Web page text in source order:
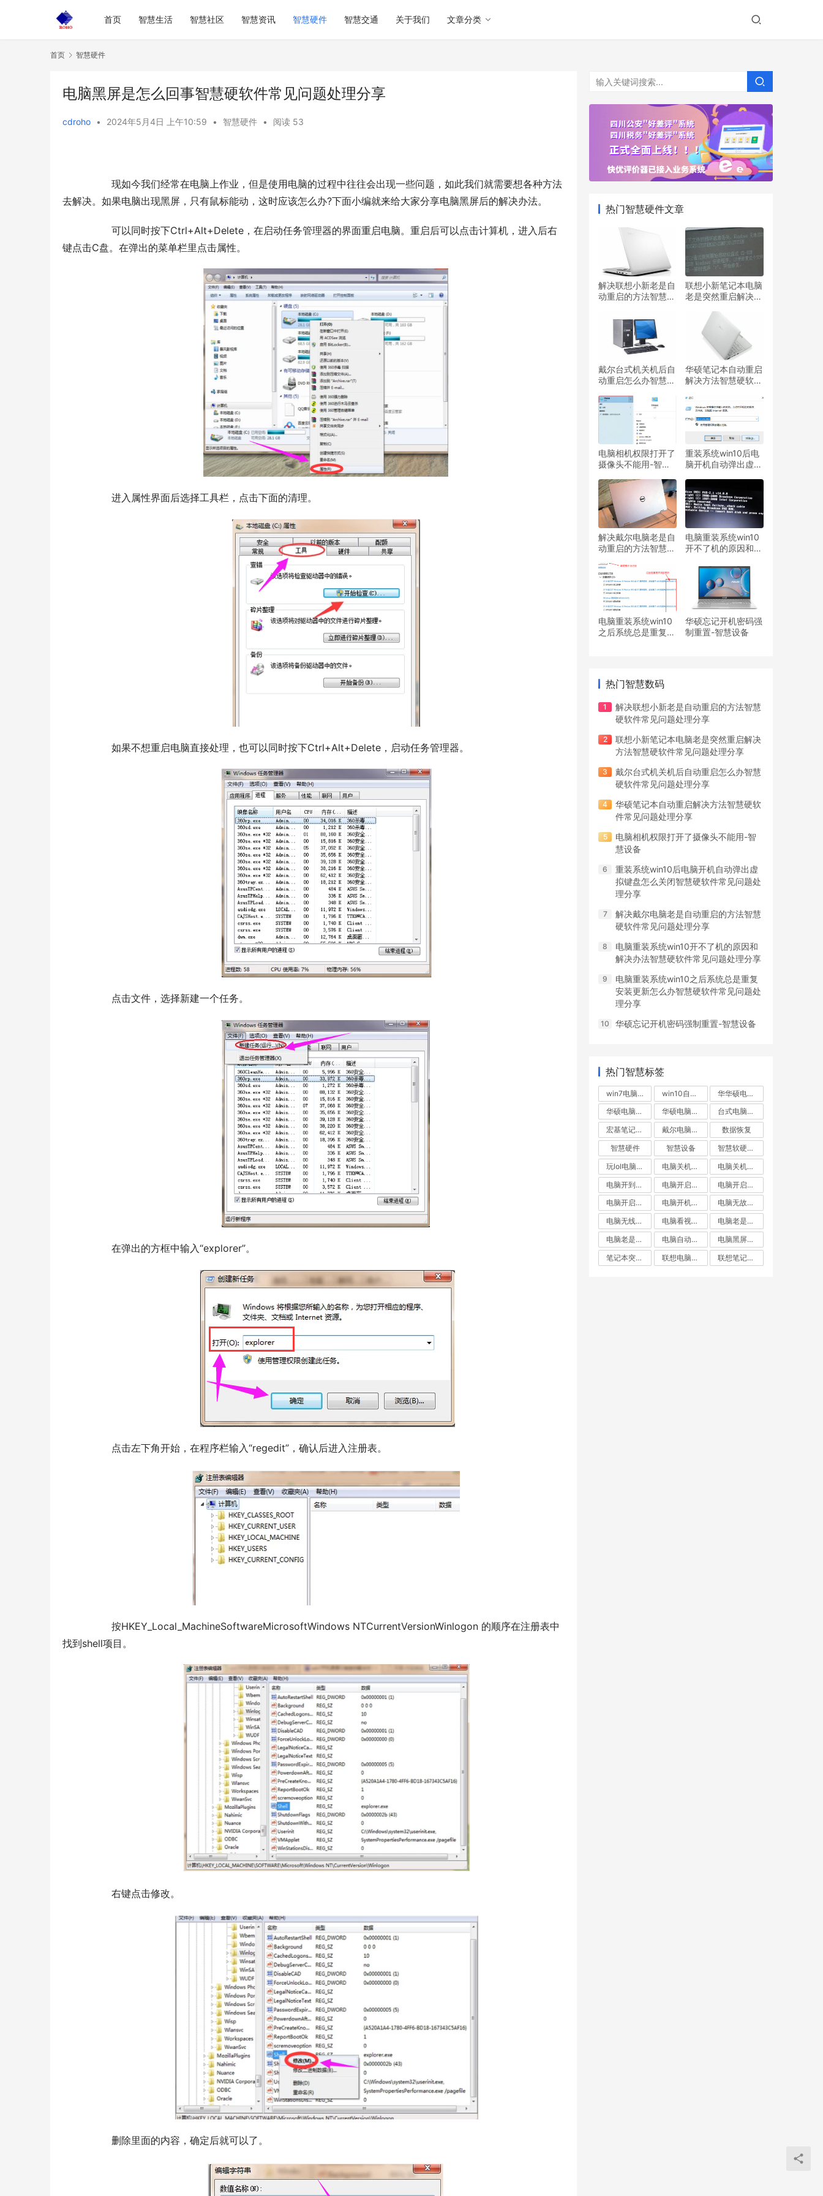
首页 智慧生活 智慧社区 智慧资讯 智慧硬件 智慧交通 关于我们 文章分类
首页 智慧硬件
电脑黑屏是怎么回事智慧硬软件常见问题处理分享
cdroho • 2024年5月4日 上午10:59 • 智慧硬件 • 阅读 53
去解决。如果电脑出现黑屏，只有鼠标能动，这时应该怎么办?下面小编就来给大家分享电脑黑屏后的解决办法。
键点击C盘。在弹出的菜单栏里点击属性。
  	进入属性界面后选择工具栏，点击下面的清理。
  	如果不想重启电脑直接处理，也可以同时按下Ctrl+Alt+Delete，启动任务管理器。
  	点击文件，选择新建一个任务。
  	在弹出的方框中输入“explorer”。
  	点击左下角开始，在程序栏输入“regedit”，确认后进入注册表。
找到shell项目。
  	右键点击修改。
  	删除里面的内容，确定后就可以了。
热门智慧硬件文章
解决联想小新老是自
动重启的方法智慧硬
联想小新笔记本电脑
老是突然重启解决方
题处理分享
戴尔台式机关机后自
动重启怎么办智慧硬
享
华硕笔记本自动重启
解决方法智慧硬软件
电脑相机权限打开了
摄像头不能用-智慧
重装系统win10后电
脑开机自动弹出虚拟
软件常见问题处理分
享
解决戴尔电脑老是自
动重启的方法智慧硬
享
电脑重装系统win10
开不了机的原因和解
见问题处理分享
电脑重装系统win10
之后系统总是重复安
华硕忘记开机密码强
制重置-智慧设备
热门智慧数码
解决联想小新老是自动重启的方法智慧
硬软件常见问题处理分享
联想小新笔记本电脑老是突然重启解决
方法智慧硬软件常见问题处理分享
戴尔台式机关机后自动重启怎么办智慧
硬软件常见问题处理分享
华硕笔记本自动重启解决方法智慧硬软
件常见问题处理分享
电脑相机权限打开了摄像头不能用-智
慧设备
重装系统win10后电脑开机自动弹出虚
拟键盘怎么关闭智慧硬软件常见问题处
理分享
解决戴尔电脑老是自动重启的方法智慧
硬软件常见问题处理分享
电脑重装系统win10开不了机的原因和
解决办法智慧硬软件常见问题处理分享
电脑重装系统win10之后系统总是重复
安装更新怎么办智慧硬软件常见问题处
理分享
华硕忘记开机密码强制重置-智慧设备
热门智慧标签
win7电脑无故重启 win10自动重启
华华硕电脑不断重启
华硕电脑自动重启
华硕电脑重启
台式电脑突然重启
宏基笔记本自动重启
戴尔电脑自动重启
数据恢复
智慧硬件
智慧设备
智慧软硬件常见问题出来
玩lol电脑重启
电脑关机却重启
电脑关机后自动重启
电脑开到一半就重启
电脑开启不断重启
电脑开启后自动重启
电脑开启无线重启
电脑开机就重启
电脑无故重启
电脑无线重启
电脑看视频自动重启
电脑老是重启
电脑老是黑屏重启
电脑自动重启
电脑黑屏重启
笔记本突然重启
联想电脑关机后自动重启 联想笔记本自动重启